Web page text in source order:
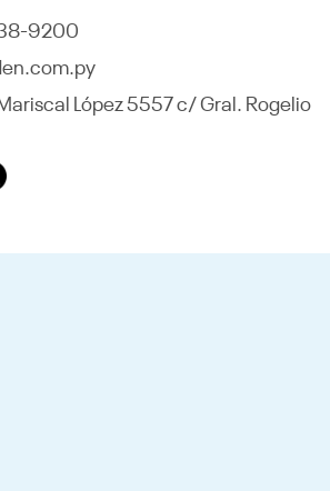
9200
López 5557 c/ Gral. Rogelio